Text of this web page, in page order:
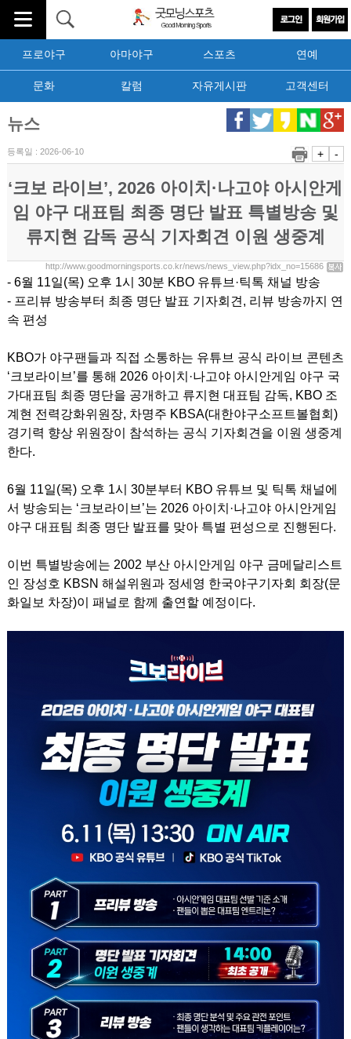
프로야구 아마야구 스포츠 연예
문화 칼럼 자유게시판 고객센터
뉴스
등록일 : 2026-06-10 + -
‘크보 라이브’, 2026 아이치·나고야 아시안게
임 야구 대표팀 최종 명단 발표 특별방송 및
류지현 감독 공식 기자회견 이원 생중계
http://www.goodmorningsports.co.kr/news/news_view.php?idx_no=15686
- 6월 11일(목) 오후 1시 30분 KBO 유튜브·틱톡 채널 방송
- 프리뷰 방송부터 최종 명단 발표 기자회견, 리뷰 방송까지 연
속 편성
KBO가 야구팬들과 직접 소통하는 유튜브 공식 라이브 콘텐츠
‘크보라이브’를 통해 2026 아이치·나고야 아시안게임 야구 국
가대표팀 최종 명단을 공개하고 류지현 대표팀 감독, KBO 조
계현 전력강화위원장, 차명주 KBSA(대한야구소프트볼협회)
경기력 향상 위원장이 참석하는 공식 기자회견을 이원 생중계
한다.
6월 11일(목) 오후 1시 30분부터 KBO 유튜브 및 틱톡 채널에
서 방송되는 ‘크보라이브’는 2026 아이치·나고야 아시안게임
야구 대표팀 최종 명단 발표를 맞아 특별 편성으로 진행된다.
이번 특별방송에는 2002 부산 아시안게임 야구 금메달리스트
인 장성호 KBSN 해설위원과 정세영 한국야구기자회 회장(문
화일보 차장)이 패널로 함께 출연할 예정이다.